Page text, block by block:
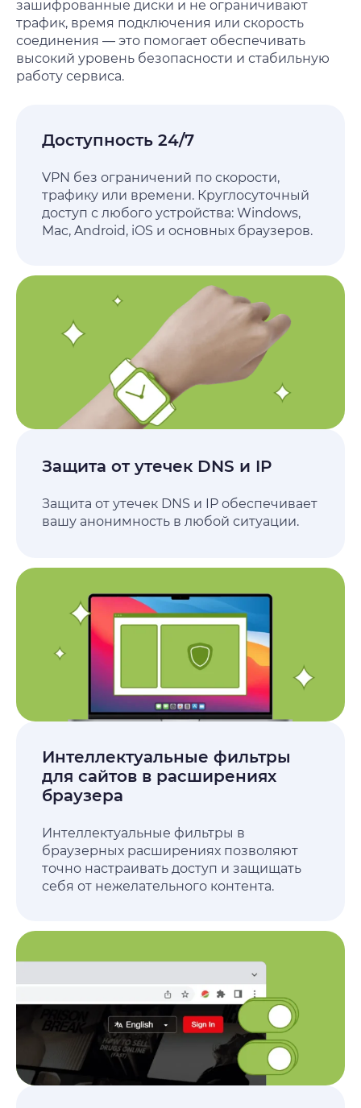
зашифрованные диски и не ограничивают
трафик, время подключения или скорость
соединения — это помогает обеспечивать
высокий уровень безопасности и стабильную
работу сервиса.
Доступность 24/7
VPN без ограничений по скорости,
трафику или времени. Круглосуточный
доступ с любого устройства: Windows,
Mac, Android, iOS и основных браузеров.
Защита от утечек DNS и IP
Защита от утечек DNS и IP обеспечивает
вашу анонимность в любой ситуации.
Интеллектуальные фильтры
для сайтов в расширениях
браузера
Интеллектуальные фильтры в
браузерных расширениях позволяют
точно настраивать доступ и защищать
себя от нежелательного контента.